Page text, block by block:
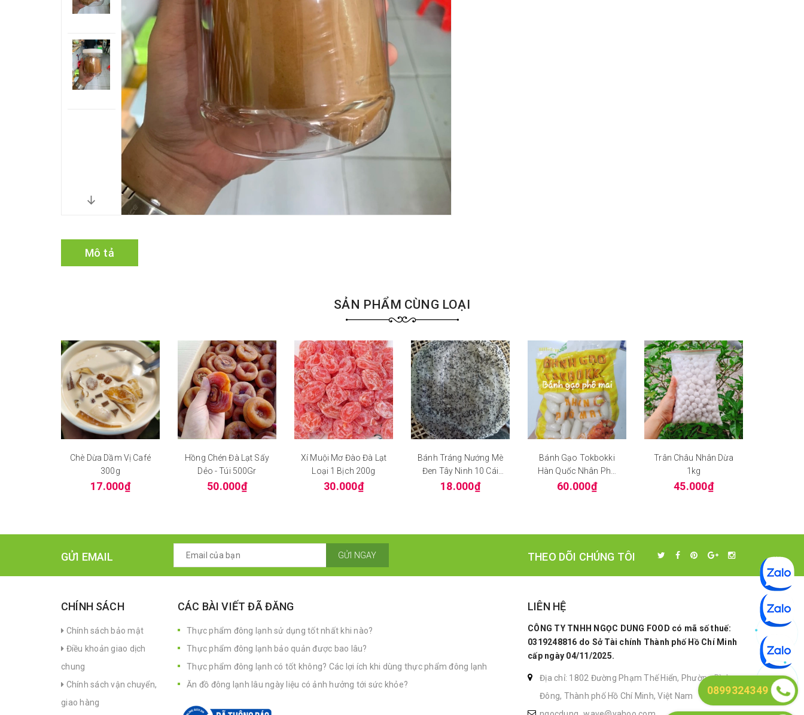
Mô tả
SẢN PHẨM CÙNG LOẠI
Chè Dừa Dầm Vị Café
300g
17.000₫
Hồng Chén Đà Lạt Sấy
Dẻo - Túi 500Gr
50.000₫
Xí Muội Mơ Đào Đà Lạt
Loại 1 Bịch 200g
30.000₫
Bánh Tráng Nướng Mè
Đen Tây Ninh 10 Cái
Bánh Dầy
18.000₫
Bánh Gạo Tokbokki
Hàn Quốc Nhân Phô
Mai
60.000₫
Trân Châu Nhân Dừa
1kg
45.000₫
GỬI EMAIL GỬI NGAY THEO DÕI CHÚNG TÔI
CHÍNH SÁCH
Chính sách bảo mật
Điều khoản giao dịch
chung
Chính sách vận chuyển,
giao hàng
CÁC BÀI VIẾT ĐÃ ĐĂNG
Thực phẩm đông lạnh sử dụng tốt nhất khi nào?
Thực phẩm đông lạnh bảo quản được bao lâu?
Thực phẩm đông lạnh có tốt không? Các lợi ích khi dùng thực phẩm đông lạnh
Ăn đồ đông lạnh lâu ngày liệu có ảnh hưởng tới sức khỏe?
LIÊN HỆ
CÔNG TY TNHH NGỌC DUNG FOOD có mã số thuế:
0319248816 do Sở Tài chính Thành phố Hồ Chí Minh
cấp ngày 04/11/2025.
Địa chỉ: 1802 Đường Phạm Thế Hiển, Phường Bình
Đông, Thành phố Hồ Chí Minh, Việt Nam
0899324349